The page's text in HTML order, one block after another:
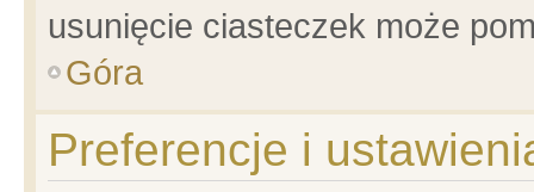
usunięcie ciasteczek może
Góra
Preferencje i